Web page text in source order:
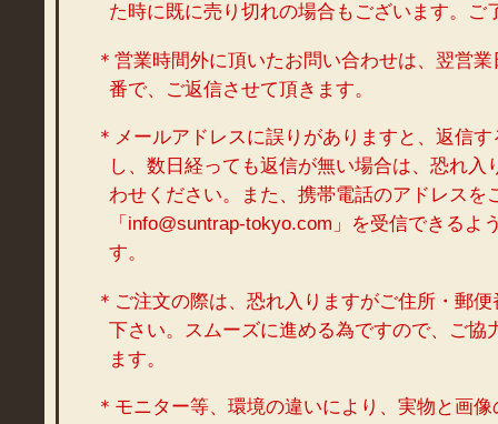
た時に既に売り切れの場合もございます。ご
＊営業時間外に頂いたお問い合わせは、翌営
番で、ご返信させて頂きます。
＊メールアドレスに誤りがありますと、返信
し、数日経っても返信が無い場合は、恐れ入
わせください。また、携帯電話のアドレスを
「info@suntrap-tokyo.com」を受信できるよ
す。
＊ご注文の際は、恐れ入りますがご住所・郵
下さい。スムーズに進める為ですので、ご協
ます。
＊モニター等、環境の違いにより、実物と画